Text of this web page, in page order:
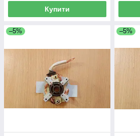
Купити
–5% –5%